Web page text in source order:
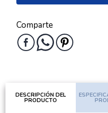
Comparte
DESCRIPCIÓN DEL
PRODUCTO